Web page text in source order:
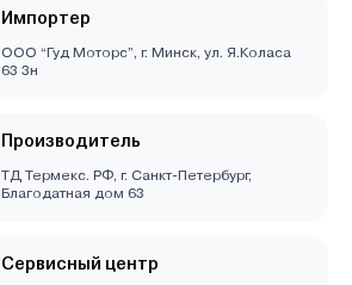
Импортер
ООО “Гуд Моторс”, г. Минск, ул. Я.Коласа
63 3н
Производитель
ТД Термекс. РФ, г. Санкт-Петербург,
Благодатная дом 63
Сервисный центр